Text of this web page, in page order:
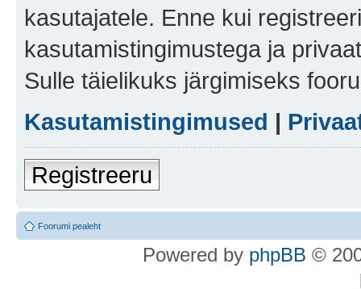
kasutajatele. Enne kui
kasutamistingimustega ja
Sulle täielikuks järgimiseks
Kasutamistingimused |
Registreeru
Foorumi pealeht
Powered by phpBB ©